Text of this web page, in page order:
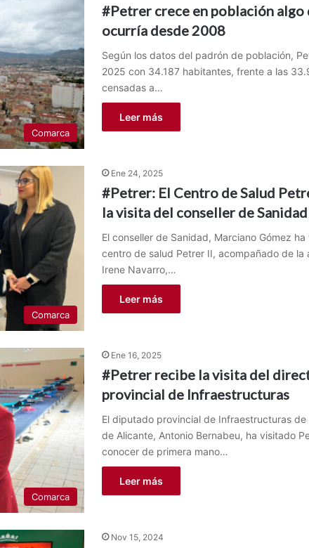
Comarca
#Petrer crece en población algo
ocurría desde 2008
Según los datos del padrón de población,
2025 con 34.187 habitantes, frente a las
censadas a…
Leer más
Comarca
Ene 24, 2025
#Petrer: El Centro de Salud
la visita del conseller de Sanidad
El conseller de Sanidad, Marciano Gómez
centro de salud Petrer II, acompañado de la
Irene Navarro,…
Leer más
Comarca
Ene 16, 2025
#Petrer recibe la visita del
provincial de Infraestructuras
El diputado provincial de Infraestructuras de
de Alicante, Antonio Bernabeu, ha visitado
conocer de primera mano…
Leer más
Nov 15, 2024